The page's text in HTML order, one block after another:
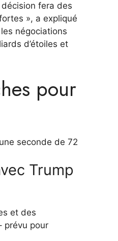
décision fera des
», a expliqué
négociations
d’étoiles et
pour
seconde de 72
Trump
et des
prévu pour